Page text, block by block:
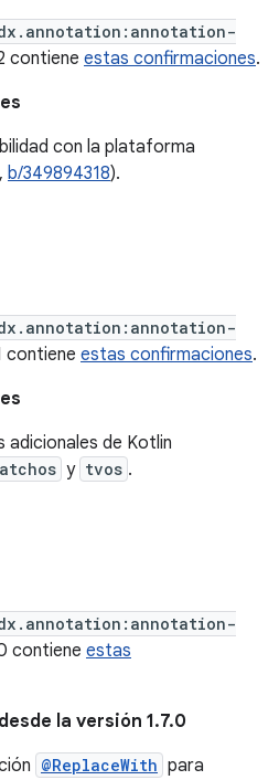
contiene estas confirmaciones.
con la plataforma
, b/349894318).
contiene estas confirmaciones.
adicionales de Kotlin
y tvos .
contiene estas
la versión 1.7.0
@ReplaceWith para